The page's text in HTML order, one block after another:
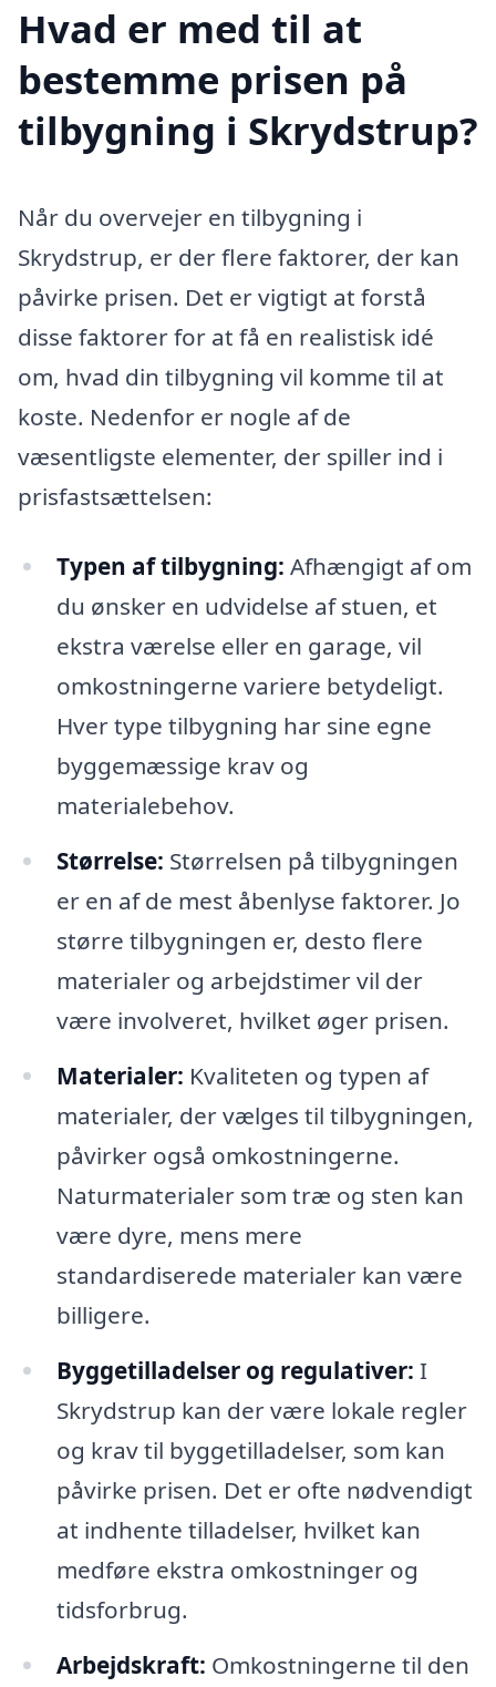
Hvad er med til at
bestemme prisen på
tilbygning i Skrydstrup?
Når du overvejer en tilbygning i
Skrydstrup, er der flere faktorer, der kan
påvirke prisen. Det er vigtigt at forstå
disse faktorer for at få en realistisk idé
om, hvad din tilbygning vil komme til at
koste. Nedenfor er nogle af de
væsentligste elementer, der spiller ind i
prisfastsættelsen:
Typen af tilbygning: Afhængigt af om
du ønsker en udvidelse af stuen, et
ekstra værelse eller en garage, vil
omkostningerne variere betydeligt.
Hver type tilbygning har sine egne
byggemæssige krav og
materialebehov.
Størrelse: Størrelsen på tilbygningen
er en af de mest åbenlyse faktorer. Jo
større tilbygningen er, desto flere
materialer og arbejdstimer vil der
være involveret, hvilket øger prisen.
Materialer: Kvaliteten og typen af
materialer, der vælges til tilbygningen,
påvirker også omkostningerne.
Naturmaterialer som træ og sten kan
være dyre, mens mere
standardiserede materialer kan være
billigere.
Byggetilladelser og regulativer: I
Skrydstrup kan der være lokale regler
og krav til byggetilladelser, som kan
påvirke prisen. Det er ofte nødvendigt
at indhente tilladelser, hvilket kan
medføre ekstra omkostninger og
tidsforbrug.
Arbejdskraft: Omkostningerne til den